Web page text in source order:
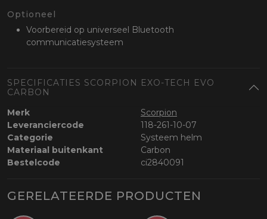
Optioneel
Voorbereid op universeel Bluetooth
communicatiesysteem
SPECIFICATIES SCORPION EXO-TECH EVO
CARBON
Merk
Scorpion
Leveranciercode
118-261-10-07
Categorie
Systeem helm
Materiaal buitenkant
Carbon
Bestelcode
ci2840091
GERELATEERDE PRODUCTEN